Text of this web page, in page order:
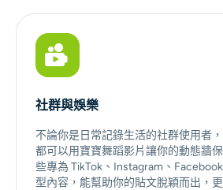
社群與娛樂
不論你是日常記錄生活的社群使用者
都可以用寶寶舞蹈影片讓你的動態牆
些專為 TikTok、Instagram、
型內容，能幫助你的貼文脫穎而出，